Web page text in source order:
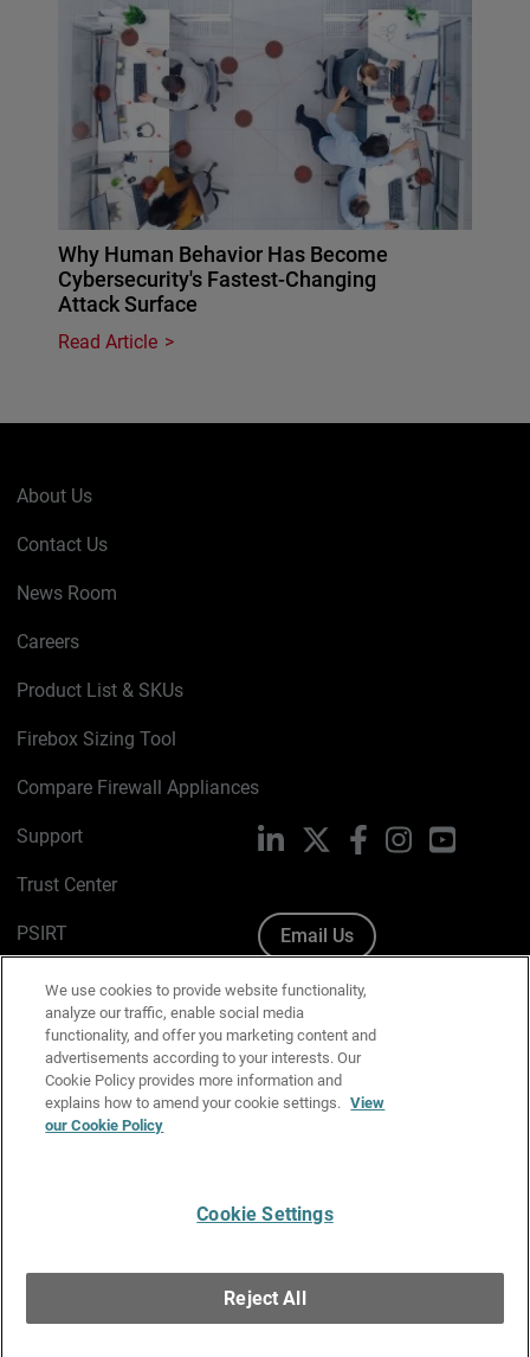
Why Human Behavior Has Become
Cybersecurity's Fastest-Changing
Attack Surface
Read Article
About Us
Contact Us
News Room
Careers
Product List & SKUs
Firebox Sizing Tool
Compare Firewall Appliances
Support
Trust Center
PSIRT
Cookie Policy
Privacy Policy
Media & Brand Kit
Manage Email Preferences
LinkedIn FacebookInstagramYouTube
Email Us
Copyright © 1996-2026 WatchGuard Technologies, Inc. All
Rights Reserved.
We use cookies to provide website functionality,
analyze our traffic, enable social media
functionality, and offer you marketing content and
advertisements according to your interests. Our
Cookie Policy provides more information and
explains how to amend your cookie settings. View
our Cookie Policy
Cookie Settings
Reject All